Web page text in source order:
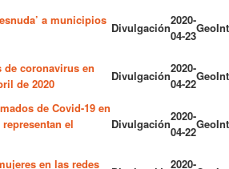
a municipios
Divulgación
2020-
04-23
GeoInt
de coronavirus en
de 2020
Divulgación
2020-
04-22
GeoInt
de Covid-19 en
el
Divulgación
2020-
04-22
GeoInt
en las redes
2020-